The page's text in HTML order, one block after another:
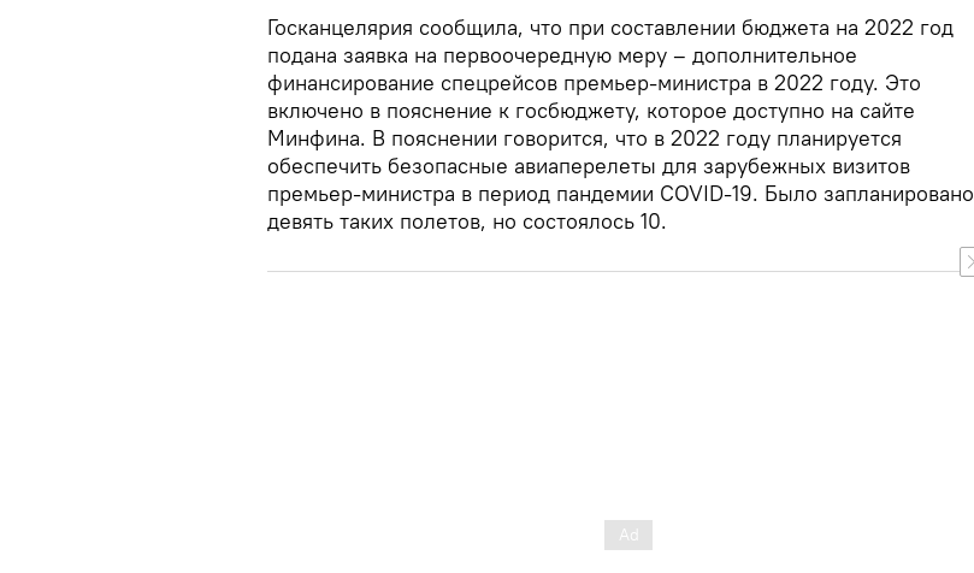
Госканцелярия сообщила, что при составлении бюджета на 2022 год
подана заявка на первоочередную меру – дополнительное
финансирование спецрейсов премьер-министра в 2022 году. Это
включено в пояснение к госбюджету, которое доступно на сайте
Минфина. В пояснении говорится, что в 2022 году планируется
обеспечить безопасные авиаперелеты для зарубежных визитов
премьер-министра в период пандемии COVID-19. Было запланировано
девять таких полетов, но состоялось 10.